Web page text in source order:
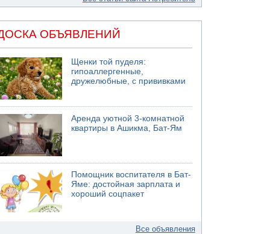
ОБЪЯВЛЕНИЙ
Щенки той пуделя:
гипоаллергенные,
дружелюбные, с прививками
Аренда уютной 3-комнатной
квартиры в Ашикма, Бат-Ям
Помощник воспитателя в Бат-
Яме: достойная зарплата и
хороший соцпакет
Все объявления